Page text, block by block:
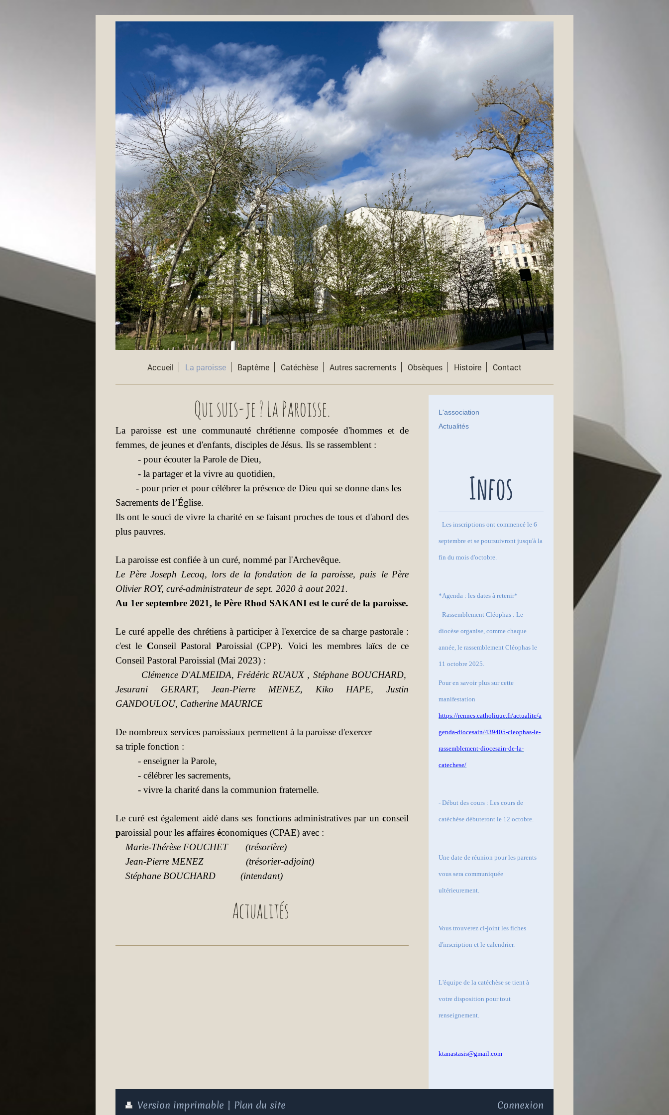
Accueil La paroisse Baptême Catéchèse Autres sacrements Obsèques Histoire Contact
Qui suis-je ? La Paroisse.
La paroisse est une communauté chrétienne composée d'hommes et de
femmes, de jeunes et d'enfants, disciples de Jésus. Ils se rassemblent :
- pour écouter la Parole de Dieu,
- la partager et la vivre au quotidien,
- pour prier et pour célébrer la présence de Dieu qui se donne dans les
Sacrements de l’Église.
Ils ont le souci de vivre la charité en se faisant proches de tous et d'abord des
plus pauvres.
La paroisse est confiée à un curé, nommé par l'Archevêque.
Le Père Joseph Lecoq, lors de la fondation de la paroisse, puis le Père
Olivier ROY, curé-administrateur de sept. 2020 à aout 2021.
Au 1er septembre 2021, le Père Rhod SAKANI est le curé de la paroisse.
Le curé appelle des chrétiens à participer à l'exercice de sa charge pastorale :
c'est le ConseilPastoral Paroissial (CPP). Voici les membres laïcs de ce
Conseil Pastoral Paroissial (Mai 2023) :
Clémence D'ALMEIDA, Frédéric RUAUX , Stéphane BOUCHARD,
Jesurani GERART, Jean-Pierre MENEZ, Kiko HAPE, Justin
GANDOULOU, Catherine MAURICE
De nombreux services paroissiaux permettent à la paroisse d'exercer
sa triple fonction :
- enseigner la Parole,
- célébrer les sacrements,
- vivre la charité dans la communion fraternelle.
Le curé est également aidé dans ses fonctions administratives par unconseil
paroissial pour les affaires économiques (CPAE) avec :
Marie-Thérèse FOUCHET (trésorière)
Jean-Pierre MENEZ (trésorier-adjoint)
Stéphane BOUCHARD (intendant)
Actualités
L'association
Actualités
Infos
Les inscriptions ont commencé le 6
septembre et se poursuivront jusqu'à la
fin du mois d'octobre.
*Agenda : les dates à retenir*
- Rassemblement Cléophas : Le
diocèse organise, comme chaque
année, le rassemblement Cléophas le
11 octobre 2025.
Pour en savoir plus sur cette
manifestation
https://rennes.catholique.fr/actualite/a
genda-diocesain/439405-cleophas-le-
rassemblement-diocesain-de-la-
catechese/
- Début des cours : Les cours de
catéchèse débuteront le 12 octobre.
Une date de réunion pour les parents
vous sera communiquée
ultérieurement.
Vous trouverez ci-joint les fiches
d'inscription et le calendrier.
L'équipe de la catéchèse se tient à
votre disposition pour tout
renseignement.
ktanastasis@gmail.com
Version imprimable | Plan du site Connexion